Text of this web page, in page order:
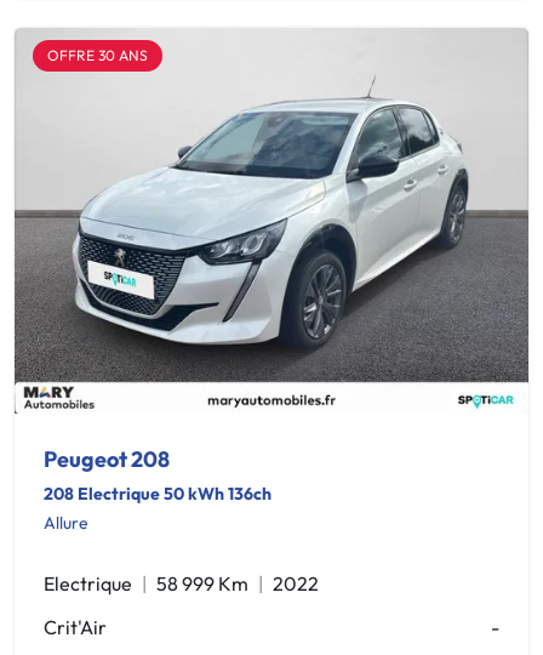
OFFRE 30 ANS
Peugeot 208
208 Electrique 50 kWh 136ch
Allure
Electrique 58 999 Km
2022
Crit'Air
-